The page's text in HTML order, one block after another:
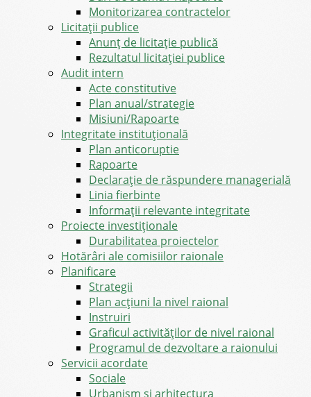
Monitorizarea contractelor
Licitații publice
Anunț de licitație publică
Rezultatul licitației publice
Audit intern
Acte constitutive
Plan anual/strategie
Misiuni/Rapoarte
Integritate instituțională
Plan anticoruptie
Rapoarte
Declarație de răspundere managerială
Linia fierbinte
Informații relevante integritate
Proiecte investiționale
Durabilitatea proiectelor
Hotărâri ale comisiilor raionale
Planificare
Strategii
Plan acțiuni la nivel raional
Instruiri
Graficul activităților de nivel raional
Programul de dezvoltare a raionului
Servicii acordate
Sociale
Urbanism si arhitectura